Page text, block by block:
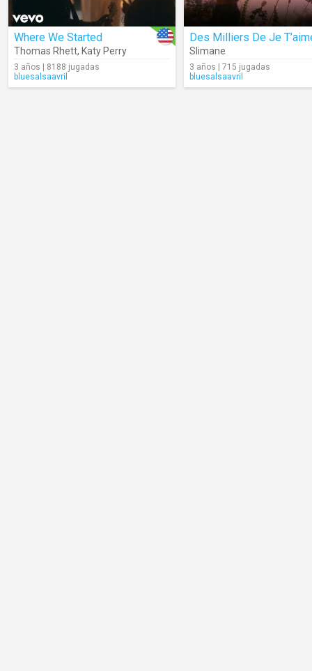
Where We Started
Thomas Rhett, Katy Perry
3 años | 8188 jugadas
bluesalsaavril
Slimane
3 años | 715 jugadas
bluesalsaavril